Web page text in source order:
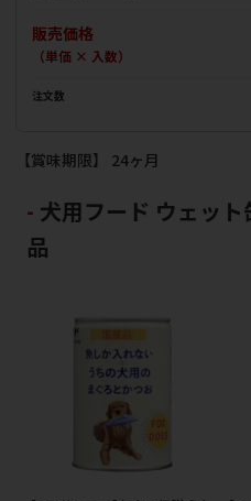
販売価格
（単価 × 入数）
注文数
【賞味期限】 24ヶ月
犬用フード ウェッ
品